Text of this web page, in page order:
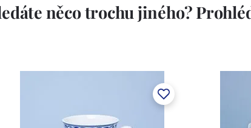
něco trochu jiného?